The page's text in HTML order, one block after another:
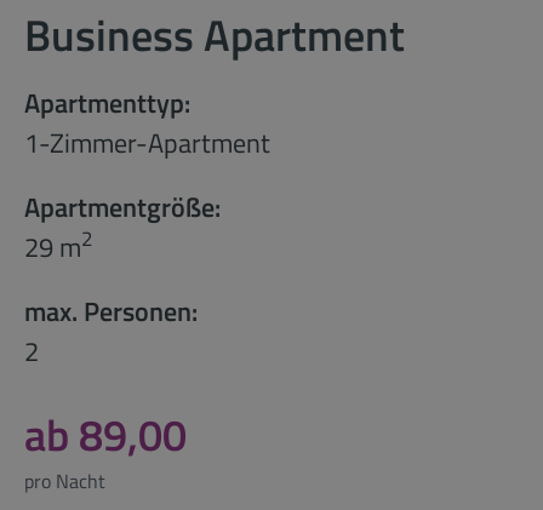
Business Apartment
Apartmenttyp:
1-Zimmer-Apartment
Apartmentgröße:
29 m2
max. Personen:
2
ab 89,00
pro Nacht